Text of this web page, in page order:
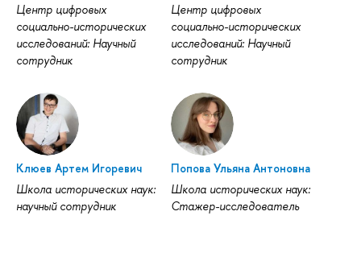
Центр цифровых
социально-исторических
исследований: Научный
сотрудник
Центр цифровых
социально-исторических
исследований: Научный
сотрудник
Клюев Артем Игоревич
Школа исторических наук:
научный сотрудник
Попова Ульяна Антоновна
Школа исторических наук:
Стажер-исследователь